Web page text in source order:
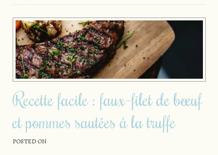
Recette facile : faux-filet de bœuf
et pommes sautées à la truffe
POSTED ON